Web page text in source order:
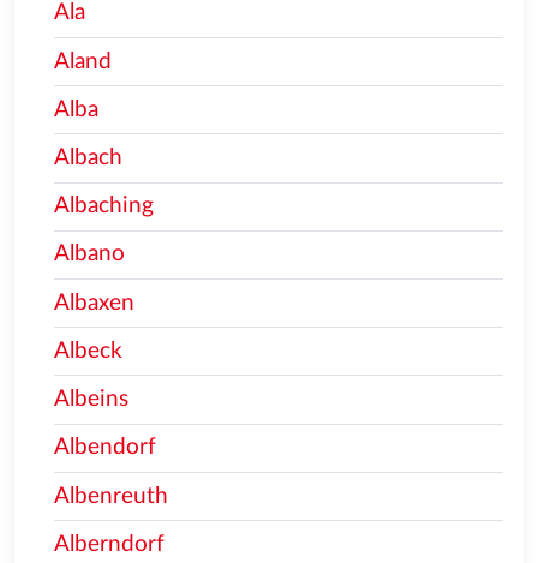
Ala
Aland
Alba
Albach
Albaching
Albano
Albaxen
Albeck
Albeins
Albendorf
Albenreuth
Alberndorf